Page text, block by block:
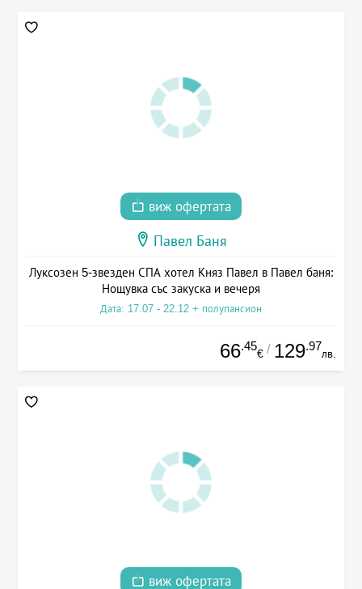
виж офертата
Павел Баня
Луксозен 5-звезден СПА хотел Княз Павел в Павел баня:
Нощувка със закуска и вечеря
Дата: 17.07 - 22.12 + полупансион
66.45
€ / 129.97
лв.
виж офертата